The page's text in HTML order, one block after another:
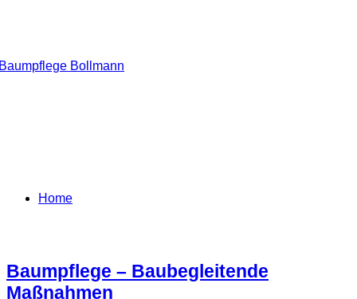
Home
Baumpflege – Baubegleitende
Maßnahmen